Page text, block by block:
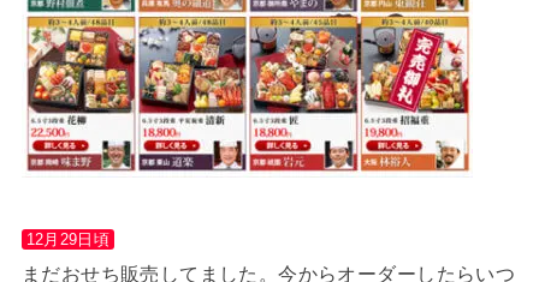
12月29日頃
まだおせち販売してました。今からオーダーしたらいつ